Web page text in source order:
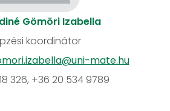
Gömöri Izabella
koordinátor
mate.hu
326, +36 20 534 9789